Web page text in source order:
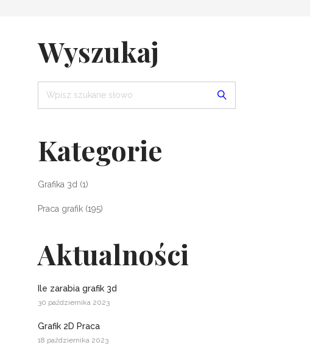
Wyszukaj
Kategorie
Grafika 3d (1)
Praca grafik (195)
Aktualności
Ile zarabia grafik 3d
30 października 2023
Grafik 2D Praca
18 października 2023